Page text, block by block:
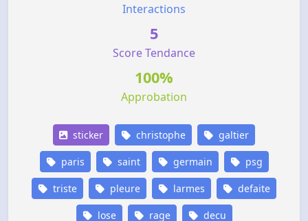
Interactions
5
Score Tendance
100%
Approbation
sticker christophe galtier
paris saint germain psg
triste pleure larmes defaite
lose rage decu